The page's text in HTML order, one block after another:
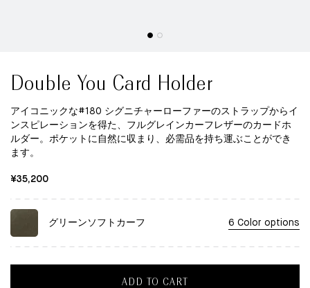
Double You Card Holder
アイコニックな#180 シグニチャーローファーのストラップからイ
ンスピレーションを得た、フルグレインカーフレザーのカードホ
ルダー。ポケットに自然に収まり、必需品を持ち運ぶことができ
ます。
¥35,200
グリーンソフトカーフ 6 Color options
ADD TO CART